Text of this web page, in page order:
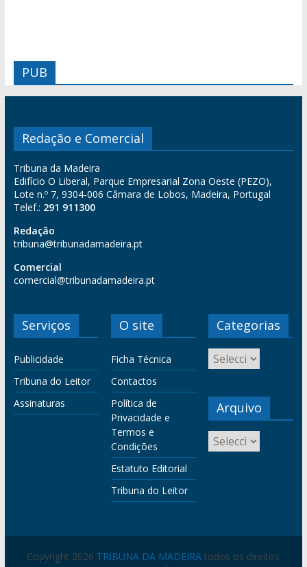
PUB
Redação e Comercial
Tribuna da Madeira
Edifício O Liberal, Parque Empresarial Zona Oeste (PEZO),
Lote n.º 7, 9304-006 Câmara de Lobos, Madeira, Portugal
Telef.: 291 911300
Redação
tribuna@tribunadamadeira.pt
Comercial
comercial@tribunadamadeira.pt
Serviços
Publicidade
Tribuna do Leitor
Assinaturas
O site
Ficha Técnica
Contactos
Política de
Privacidade e
Termos e
Condições
Estatuto Editorial
Tribuna do Leitor
Categorias
Arquivo
Copyright 2026 TRIBUNA DA MADEIRA todos os direitos